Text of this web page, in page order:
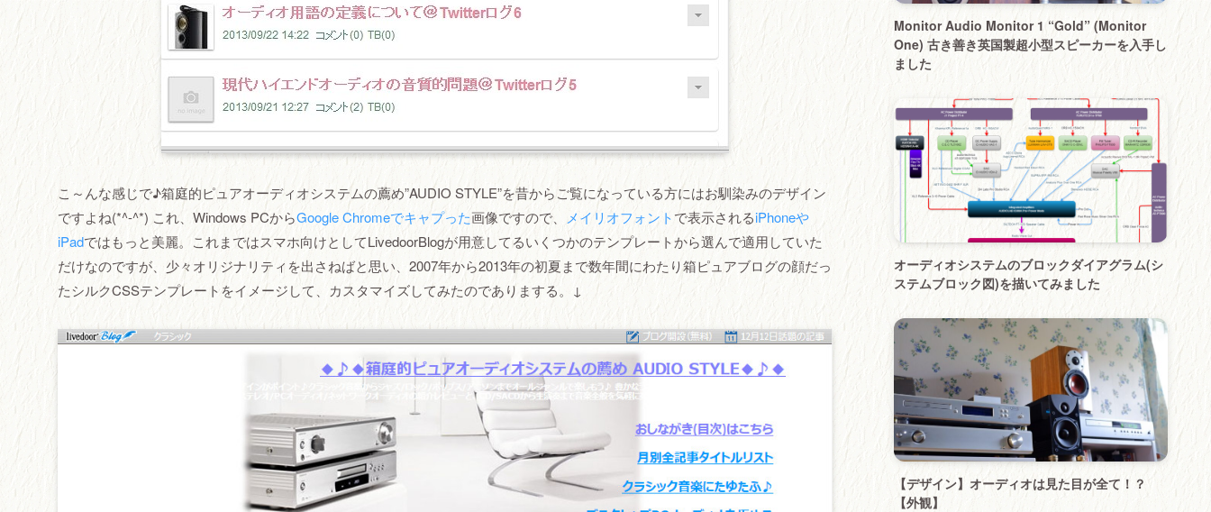
こ～んな感じで♪箱庭的ピュアオーディオシステムの薦め”AUDIO STYLE”を昔からご覧になっている方にはお馴染みのデザイン
ですよね(*^-^*) これ、Windows PCからGoogle Chromeでキャプった画像ですので、 メイリオフォントで表示されるiPhoneや
iPadではもっと美麗。これまではスマホ向けとしてLivedoorBlogが用意してるいくつかのテンプレートから選んで適用していた
だけなのですが、少々オリジナリティを出さねばと思い、2007年から2013年の初夏まで数年間にわたり箱ピュアブログの顔だっ
たシルクCSSテンプレートをイメージして、カスタマイズしてみたのでありまする。↓
Monitor Audio Monitor 1 “Gold” (Monitor
One) 古き善き英国製超小型スピーカーを入手し
ました
オーディオシステムのブロックダイアグラム(シ
ステムブロック図)を描いてみました
【デザイン】オーディオは見た目が全て！？
【外観】